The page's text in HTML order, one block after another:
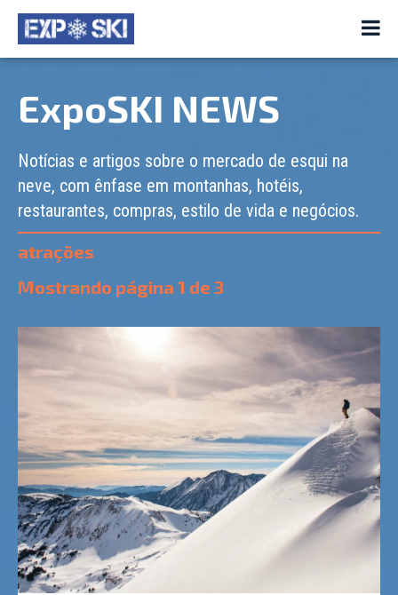
ExpoSKI NEWS
Notícias e artigos sobre o mercado de esqui na
neve, com ênfase em montanhas, hotéis,
restaurantes, compras, estilo de vida e negócios.
atrações
Mostrando página 1 de 3